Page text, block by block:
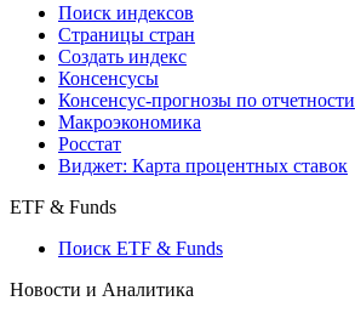
Поиск индексов
Страницы стран
Создать индекс
Консенсусы
Консенсус-прогнозы по отчетности
Макроэкономика
Росстат
Виджет: Карта процентных ставок
ETF & Funds
Поиск ETF & Funds
Новости и Аналитика